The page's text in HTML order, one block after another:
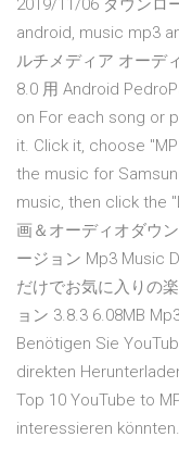
2019/11/06 ダウンロ
android, music mp3
ルチメディア オーデ
8.0 用 Android
on For each song or
it. Click it, choose
the music for
music, then click the
画＆オーディオダウ
ージョン Mp3 Music
だけでお気に入りの
ョン 3.8.3 6.08MB
Benötigen Sie
direkten
Top 10 YouTube to
interessieren